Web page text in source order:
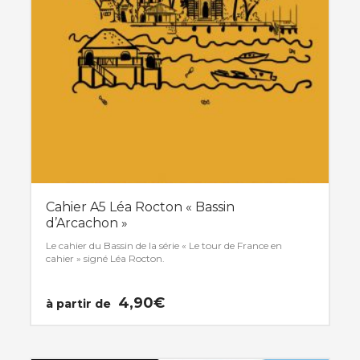
Cahier A5 Léa Rocton « Bassin
d’Arcachon »
Le cahier du Bassin de la série « Le tour de France en
cahier » signé Léa Rocton.
à partir de 4,90€